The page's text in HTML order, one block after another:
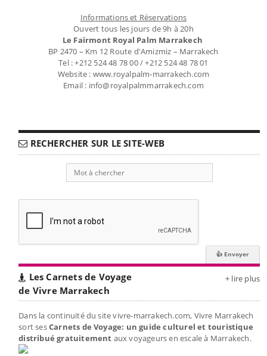
Informations et Réservations
Ouvert tous les jours de 9h à 20h
Le Fairmont Royal Palm Marrakech
BP 2470 – Km 12 Route d'Amizmiz – Marrakech
Tel : +212 524 48 78 00 / +212 524 48 78 01
Website : www.royalpalm-marrakech.com
Email : info@royalpalmmarrakech.com
RECHERCHER SUR LE SITE-WEB
Les Carnets de Voyage
de Vivre Marrakech
+ lire plus
Dans la continuité du site vivre-marrakech.com, Vivre Marrakech
sort sesCarnets de Voyage: un guide culturel et touristique
distribué gratuitement aux voyageurs en escale à Marrakech.